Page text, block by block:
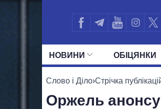
НОВИНИ ОБIЦЯНКИ
УСІ
Слово і Діло›Стрічка
Оржель